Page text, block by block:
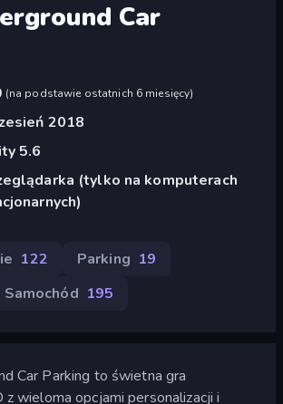
Car
(na podstawie ostatnich 6 miesięcy)
2018
5.6
(tylko na komputerach
122 Parking 19
Samochód 195
Car Parking to świetna gra
wieloma opcjami personalizacji i